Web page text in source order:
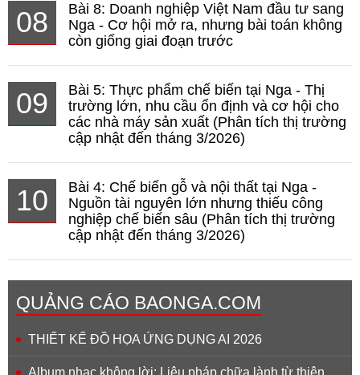
08
Bài 8: Doanh nghiệp Việt Nam đầu tư sang
Nga - Cơ hội mở ra, nhưng bài toán không
còn giống giai đoạn trước
09
Bài 5: Thực phẩm chế biến tại Nga - Thị
trường lớn, nhu cầu ổn định và cơ hội cho
các nhà máy sản xuất (Phân tích thị trường
cập nhật đến tháng 3/2026)
10
Bài 4: Chế biến gỗ và nội thất tại Nga -
Nguồn tài nguyên lớn nhưng thiếu công
nghiệp chế biến sâu (Phân tích thị trường
cập nhật đến tháng 3/2026)
QUẢNG CÁO BAONGA.COM
THIẾT KẾ ĐỒ HỌA ỨNG DỤNG AI 2026